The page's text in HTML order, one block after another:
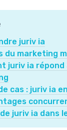
juriv ia
du marketing
juriv ia répond
cas : juriv ia
juriv ia dans